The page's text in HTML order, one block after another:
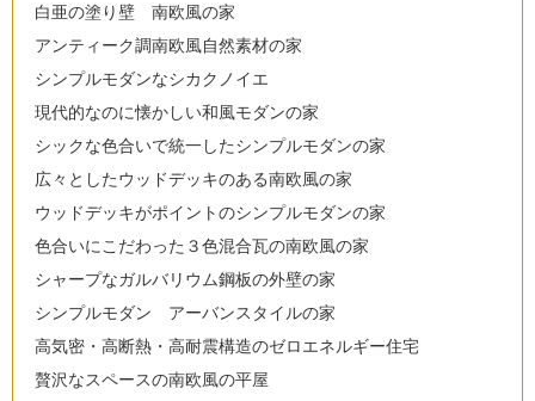
白亜の塗り壁 南欧風の家
アンティーク調南欧風自然素材の家
シンプルモダンなシカクノイエ
現代的なのに懐かしい和風モダンの家
シックな色合いで統一したシンプルモダンの家
広々としたウッドデッキのある南欧風の家
ウッドデッキがポイントのシンプルモダンの家
色合いにこだわった３色混合瓦の南欧風の家
シャープなガルバリウム鋼板の外壁の家
シンプルモダン アーバンスタイルの家
高気密・高断熱・高耐震構造のゼロエネルギー住宅
贅沢なスペースの南欧風の平屋